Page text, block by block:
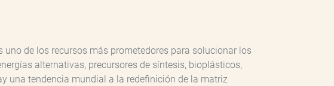
de los recursos más prometedores para solucionar los
alternativas, precursores de síntesis, bioplásticos,
una tendencia mundial a la redefinición de la matriz